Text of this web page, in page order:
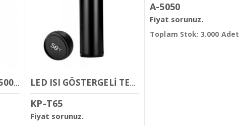
DİAMOND TERMOS 500 ML LED ISI GÖSTERGELİ TERMOS 450ML
KP-T65
Fiyat sorunuz.
A-5050
Fiyat sorunuz.
Toplam Stok: 3.000 Adet